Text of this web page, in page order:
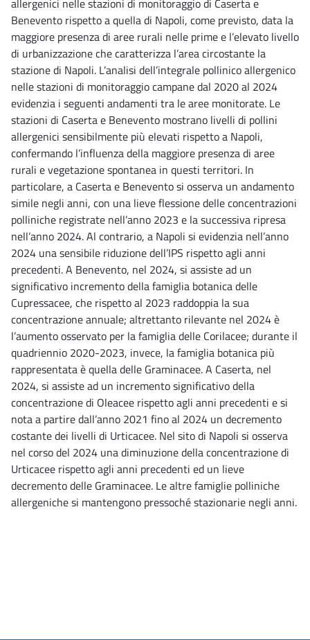
Benevento rispetto a quella di Napoli, come previsto, data la
maggiore presenza di aree rurali nelle prime e l’elevato livello
di urbanizzazione che caratterizza l’area circostante la
stazione di Napoli. L’analisi dell’integrale pollinico allergenico
nelle stazioni di monitoraggio campane dal 2020 al 2024
evidenzia i seguenti andamenti tra le aree monitorate. Le
stazioni di Caserta e Benevento mostrano livelli di pollini
allergenici sensibilmente più elevati rispetto a Napoli,
confermando l’influenza della maggiore presenza di aree
rurali e vegetazione spontanea in questi territori. In
particolare, a Caserta e Benevento si osserva un andamento
simile negli anni, con una lieve flessione delle concentrazioni
polliniche registrate nell’anno 2023 e la successiva ripresa
nell’anno 2024. Al contrario, a Napoli si evidenzia nell’anno
2024 una sensibile riduzione dell’IPS rispetto agli anni
precedenti. A Benevento, nel 2024, si assiste ad un
significativo incremento della famiglia botanica delle
Cupressacee, che rispetto al 2023 raddoppia la sua
concentrazione annuale; altrettanto rilevante nel 2024 è
l’aumento osservato per la famiglia delle Corilacee; durante il
quadriennio 2020-2023, invece, la famiglia botanica più
rappresentata è quella delle Graminacee. A Caserta, nel
2024, si assiste ad un incremento significativo della
concentrazione di Oleacee rispetto agli anni precedenti e si
nota a partire dall’anno 2021 fino al 2024 un decremento
costante dei livelli di Urticacee. Nel sito di Napoli si osserva
nel corso del 2024 una diminuzione della concentrazione di
Urticacee rispetto agli anni precedenti ed un lieve
decremento delle Graminacee. Le altre famiglie polliniche
allergeniche si mantengono pressoché stazionarie negli anni.